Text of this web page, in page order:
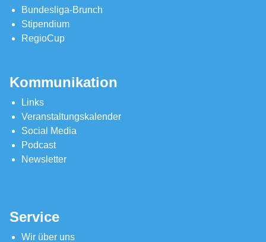
Bundesliga-Brunch
Stipendium
RegioCup
Kommunikation
Links
Veranstaltungskalender
Social Media
Podcast
Newsletter
Service
Wir über uns